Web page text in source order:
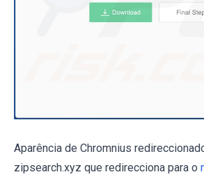
Aparência de Chromnius
zipsearch.xyz que redirecciona para o